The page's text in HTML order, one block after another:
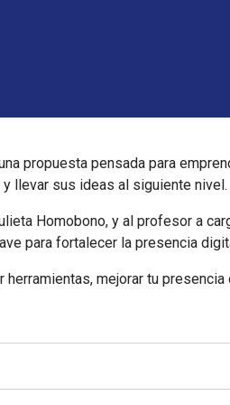
propuesta pensada para
llevar sus ideas al siguiente nivel.
Homobono, y al profesor a
para fortalecer la presencia
herramientas, mejorar tu